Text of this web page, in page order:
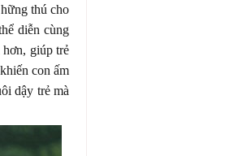
thú cho
diễn cùng
hơn, giúp trẻ
con ấm
dậy trẻ mà